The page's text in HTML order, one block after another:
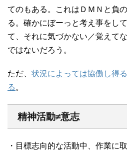
てのもある。これはＤＭＮと負
る。確かにぼーっと考え事をし
て、それに気づかない／覚えて
ではないだろう。
ただ、 状況によっては協働し得
る。
精神活動≠意志
・目標志向的な活動中、作業に